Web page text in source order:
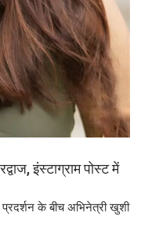
इंस्टाग्राम पोस्ट में
के बीच अभिनेत्री खुशी